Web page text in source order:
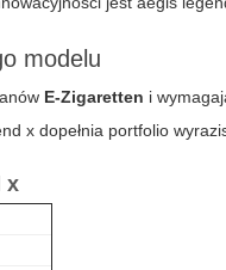
modelu
E-Zigaretten i
x dopełnia portfolio
x